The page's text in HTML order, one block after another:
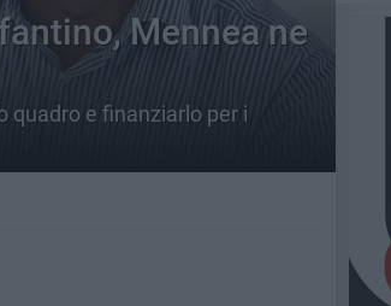
Mennea ne
quadro e finanziarlo per i